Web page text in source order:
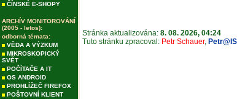
ČÍNSKÉ E-SHOPY
ARCHÍV MONITOROVÁNÍ
(2005 - letos):
odborná témata:
VĚDA A VÝZKUM
MIKROSKOPICKÝ
SVĚT
POČÍTAČE A IT
OS ANDROID
PROHLÍŽEČ FIREFOX
POŠTOVNÍ KLIENT
Stránka aktualizována: 8. 08. 2026, 04:24
Tuto stránku zpracoval: Petr Schauer,